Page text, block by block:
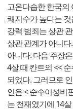
고온다습한 한국의
쾌지수가 높다는
강력 범죄는 상관
상관 관계가 아니
아니다. 다음 주장
4살 때 칸트의 <<
되었다. 그러므로
인은 < 순수이성비
는 천재였기에 14